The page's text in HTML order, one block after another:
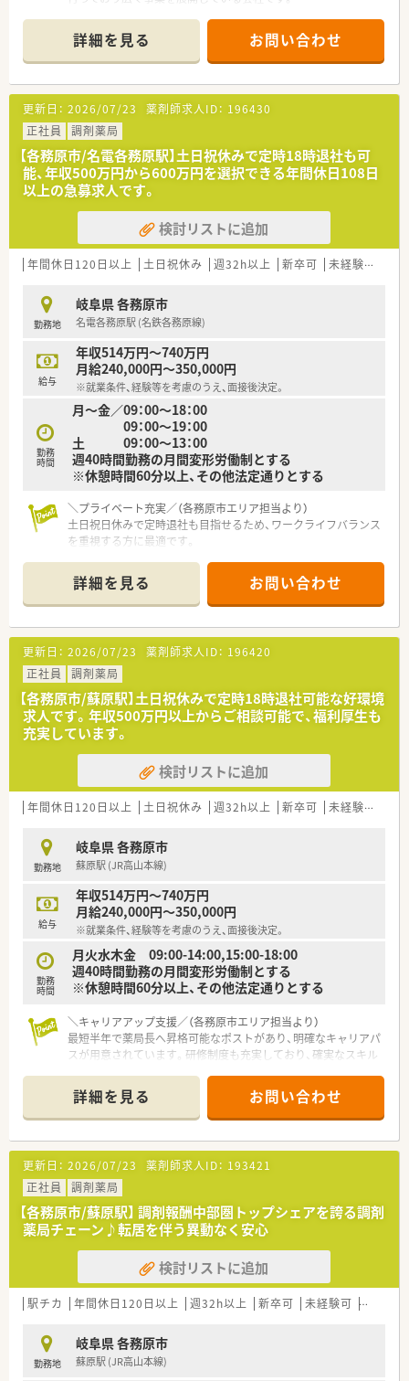
負担が偏ることはありません。
詳細を見る お問い合わせ
更新日： 2026/07/23 薬剤師求人ID： 196430
正社員
調剤薬局
【各務原市/名電各務原駅】土日祝休みで定時18時退社も可
能、年収500万円から600万円を選択できる年間休日108日
以上の急募求人です。
検討リストに追加
年間休日120日以上 土日祝休み 週32h以上 新卒可 未経験可
勤務地
岐阜県 各務原市
名電各務原駅 (名鉄各務原線)
給与
年収514万円～740万円
月給240,000円～350,000円
※就業条件、経験等を考慮のうえ、面接後決定。
勤務
時間
月～金／09：00～18：00
09：00～19：00
土 09：00～13：00
週40時間勤務の月間変形労働制とする
※休憩時間60分以上、その他法定通りとする
＼プライベート充実／（各務原市エリア担当より）
土日祝日休みで定時退社も目指せるため、ワークライフバランス
を重視する方に最適です。
【店舗情報と応需状況について】
■名鉄各務原線の名電各務原駅から徒歩13分の立地にあり、車
通勤も可能な調剤併設型の店舗です。
■内科や循環器科などの処方箋を1日20枚から30枚応需し、最新
機器を用いた安全な監査体制を敷いています。
■薬剤師は常勤1名とパート4名が在籍し、複数の医療事務がサ
ポートするため薬剤師業務に専念できる環境です。
【職場環境と雰囲気】
■多くの店舗に医療事務が配属されて二重のチェック体制が構
築されており、調剤過誤率が非常に低い職場です。
■休憩室には畳が敷かれたリラックスできる空間が用意されて
おり、従業員を大切にする企業風土が根付いています。
■一人薬剤師の店舗でもミスを防ぐ仕組みが確立しており、経験
の浅い方でも不安なく業務に取り組める環境です。
【やりがい/おすすめポイント】
■地域の健康と美を支えるかかりつけ薬局の薬剤師として、社会
貢献を実感しながら日々の業務に取り組めます。
■最新の調剤機器が整備されているため、調剤過誤の不安を感じ
ることなく専門性を発揮できる点が大きな魅力です。
■講習会や学会への参加補助制度を利用して、自己研鑽を積みな
がら薬剤師としての価値を高められる環境です。
詳細を見る お問い合わせ
更新日： 2026/07/23 薬剤師求人ID： 196420
正社員
調剤薬局
【各務原市/蘇原駅】土日祝休みで定時18時退社可能な好環境
求人です。年収500万円以上からご相談可能で、福利厚生も
充実しています。
検討リストに追加
年間休日120日以上 土日祝休み 週32h以上 新卒可 未経験可
勤務地
岐阜県 各務原市
蘇原駅 (JR高山本線)
給与
年収514万円～740万円
月給240,000円～350,000円
※就業条件、経験等を考慮のうえ、面接後決定。
勤務
時間
月火水木金 09:00-14:00,15:00-18:00
週40時間勤務の月間変形労働制とする
※休憩時間60分以上、その他法定通りとする
＼キャリアアップ支援／（各務原市エリア担当より）
最短半年で薬局長へ昇格可能なポストがあり、明確なキャリアパ
スが用意されています。研修制度も充実しており、確実なスキル
【店舗情報と応需状況について】
■蘇原駅から徒歩22分に位置する店舗で、近隣医療機関からの
面受け処方箋を1日あたり15枚程度応需しております。
■月曜日から金曜日の9時から18時まで開局しており、土日祝日
はお休みのため無理なく勤務できる環境が整っています。
■常時1名から2名の薬剤師と医療事務が配置されており、電子
薬歴や最新の監査機器を活用して安全に業務を行えます。
【想定されるキャリアイメージ】
■意欲と実績次第では入社後最短半年で薬局長への昇格が可能
であり、その際は年収の大幅なアップも期待できる環境です。
■管理ポストの空きが生まれやすいため、数年のうちにエリアマ
ネージャー等の責任あるポジションへステップアップ可能で
■店舗での経験を積んだ後は、教育担当や採用業務など、本社部
門における多様な職種へのキャリアチェンジの道も開かれてい
ます。
詳細を見る お問い合わせ
更新日： 2026/07/23 薬剤師求人ID： 193421
正社員
調剤薬局
【各務原市/蘇原駅】 調剤報酬中部圏トップシェアを誇る調剤
薬局チェーン♪転居を伴う異動なく安心
検討リストに追加
駅チカ 年間休日120日以上 週32h以上 新卒可 未経験可 ブラン
勤務地
岐阜県 各務原市
蘇原駅 (JR高山本線)